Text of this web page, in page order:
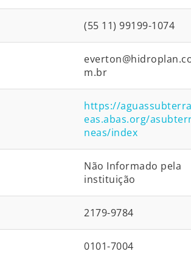
(55 11) 99199-1074
m.br
https://
eas.abas.org/
neas/index
Não Informado pela
instituição
2179-9784
0101-7004